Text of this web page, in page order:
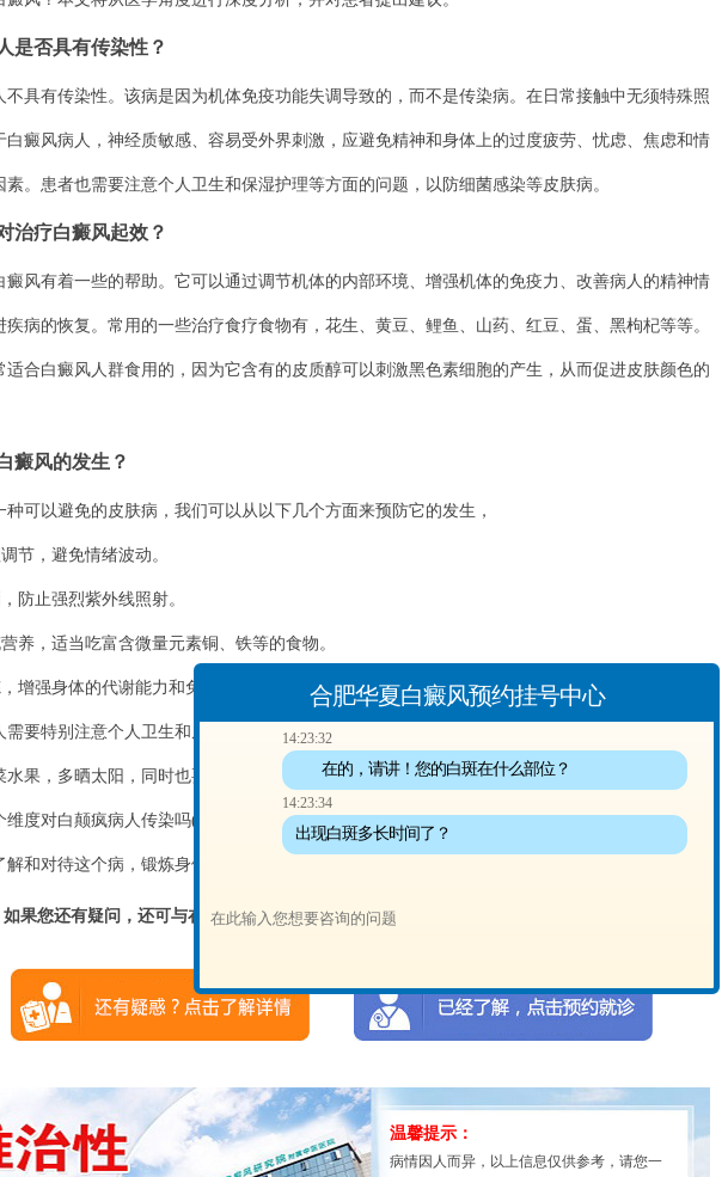
是否具有传染性？
有传染性。该病是因为机体免疫功能失调导致的，而不是传染病。在日常接触中无须特殊照
白癜风病人，神经质敏感、容易受外界刺激，应避免精神和身体上的过度疲劳、忧虑、焦虑和情
素。患者也需要注意个人卫生和保湿护理等方面的问题，以防细菌感染等皮肤病。
治疗白癜风起效？
有着一些的帮助。它可以通过调节机体的内部环境、增强机体的免疫力、改善病人的精神情
疾病的恢复。常用的一些治疗食疗食物有，花生、黄豆、鲤鱼、山药、红豆、蛋、黑枸杞等等。
适合白癜风人群食用的，因为它含有的皮质醇可以刺激黑色素细胞的产生，从而促进皮肤颜色的
癜风的发生？
以避免的皮肤病，我们可以从以下几个方面来预防它的发生，
，避免情绪波动。
止强烈紫外线照射。
，适当吃富含微量元素铜、铁等的食物。
强身体的代谢能力和免疫力。
特别注意个人卫生和皮肤护理，同时要避免过度劳累和紧张焦虑的情绪。在日常生活中应该
水果，多晒太阳，同时也要避免激素类药物滥用，以免影响身体健康。
对白颠疯病人传染吗(治白癜风的食疗)进行了深度分析和探讨，并对患者提出了建议。希望
解和对待这个病，锻炼身体、调整心态，早日恢复。
果您还有疑问，还可与在线客服“一对一”答疑！
温馨提示：
病情因人而异，以上信息仅供参考，请您一
合肥华夏白癜风预约挂号中心
14:23:32
在的，请讲！您的白斑在什么部位？
14:23:34
出现白斑多长时间了？